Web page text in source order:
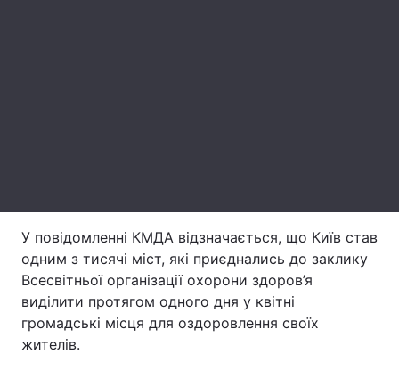
Послуги
У повідомленні КМДА відзначається, що Київ став
одним з тисячі міст, які приєднались до заклику
Всесвітньої організації охорони здоров’я
виділити протягом одного дня у квітні
громадські місця для оздоровлення своїх
жителів.